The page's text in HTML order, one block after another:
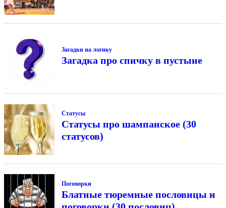
Загадки на логику
Загадка про спичку в пустыне
Статусы
Статусы про шампанское (30
статусов)
Поговорки
Блатные тюремные пословицы и